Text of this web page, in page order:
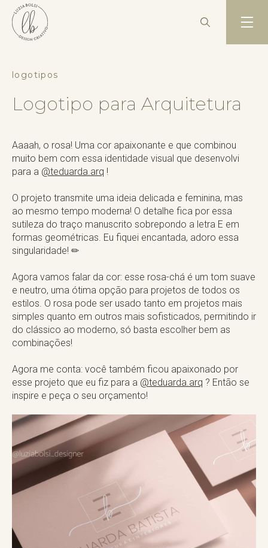
logotipos
Logotipo para Arquitetura
Aaaah, o rosa! Uma cor apaixonante e que combinou
muito bem com essa identidade visual que desenvolvi
para a @teduarda.arq ! ⠀
O projeto transmite uma ideia delicada e feminina, mas
ao mesmo tempo moderna! O detalhe fica por essa
sutileza do traço manuscrito sobrepondo a letra E em
formas geométricas. Eu fiquei encantada, adoro essa
singularidade! ✏ ⠀
Agora vamos falar da cor: esse rosa-chá é um tom suave
e neutro, uma ótima opção para projetos de todos os
estilos. O rosa pode ser usado tanto em projetos mais
simples quanto em outros mais sofisticados, permitindo ir
do clássico ao moderno, só basta escolher bem as
combinações! ⠀
Agora me conta: você também ficou apaixonado por
esse projeto que eu fiz para a @teduarda.arq ? Então se
inspire e peça o seu orçamento!